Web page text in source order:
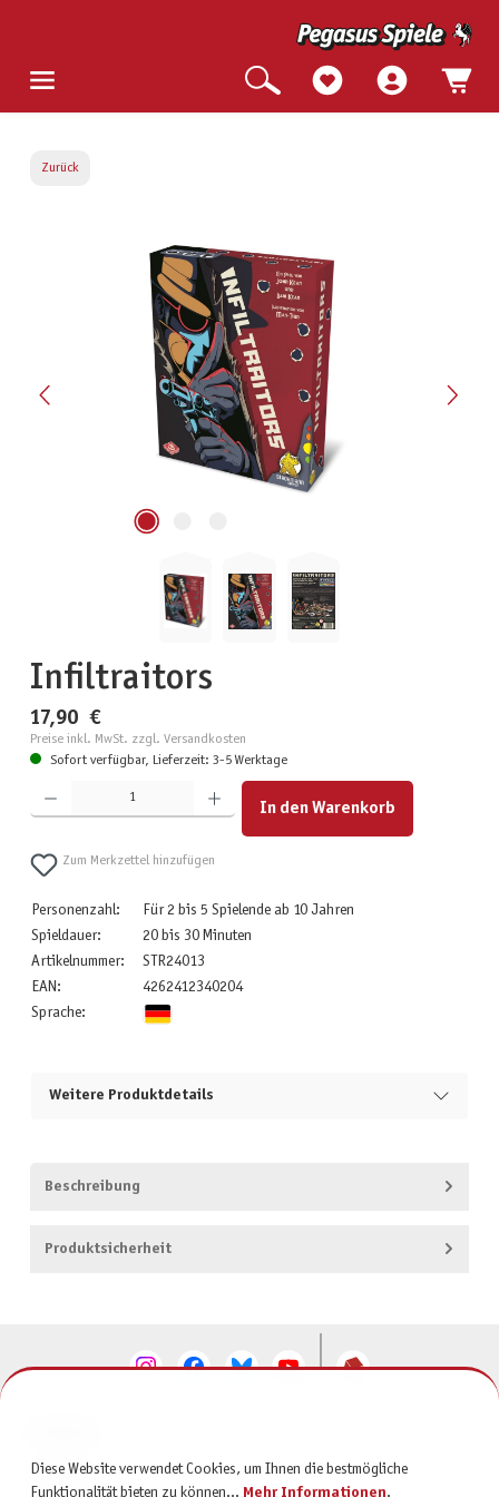
Zurück
Bildergalerie überspringen
Infiltraitors
17,90 €
Preise inkl. MwSt. zzgl. Versandkosten
Sofort verfügbar, Lieferzeit: 3-5 Werktage
Produkt Anzahl: Gib den gewünschten Wert ein oder benutze die Schaltflächen um die Anzahl zu
In den Warenkorb
Zum Merkzettel hinzufügen
Personenzahl:
Für 2 bis 5 Spielende ab 10 Jahren
Spieldauer:
20 bis 30 Minuten
Artikelnummer:
STR24013
EAN:
4262412340204
Sprache:
Weitere Produktdetails
Beschreibung
Produktsicherheit
SERVICE
Diese Website verwendet Cookies, um Ihnen die bestmögliche
Funktionalität bieten zu können... Mehr Informationen.